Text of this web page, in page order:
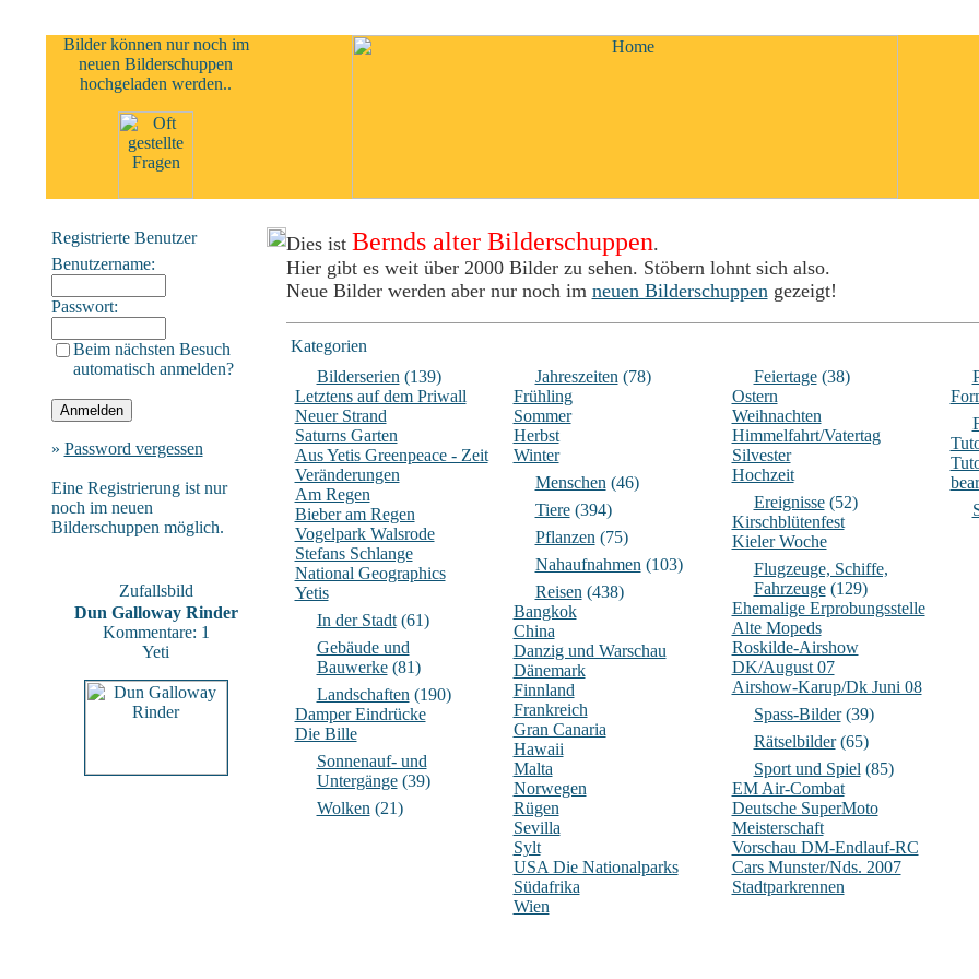
Bilder können nur noch im
neuen Bilderschuppen
hochgeladen werden..
Registrierte Benutzer
Benutzername:
Passwort:
Beim nächsten Besuch
automatisch anmelden?
» Password vergessen
Eine Registrierung ist nur
noch im neuen
Bilderschuppen möglich.
Zufallsbild
Dun Galloway Rinder
Kommentare: 1
Yeti
Dies ist Bernds alter Bilderschuppen.
Hier gibt es weit über 2000 Bilder zu sehen. Stöbern lohnt sich also.
Neue Bilder werden aber nur noch im neuen Bilderschuppengezeigt!
Kategorien
Bilderserien (139)
Letztens auf dem Priwall
Neuer Strand
Saturns Garten
Aus Yetis Greenpeace - Zeit
Veränderungen
Am Regen
Bieber am Regen
Vogelpark Walsrode
Stefans Schlange
National Geographics
Yetis
In der Stadt(61)
Gebäude und
Bauwerke(81)
Landschaften (190)
Damper Eindrücke
Die Bille
Sonnenauf- und
Untergänge(39)
Wolken (21)
Jahreszeiten (78)
Frühling
Sommer
Herbst
Winter
Menschen (46)
Tiere(394)
Pflanzen (75)
Nahaufnahmen (103)
Reisen (438)
Bangkok
China
Danzig und Warschau
Dänemark
Finnland
Frankreich
Gran Canaria
Hawaii
Malta
Norwegen
Rügen
Sevilla
Sylt
USA Die Nationalparks
Südafrika
Wien
Feiertage(38)
Ostern
Weihnachten
Himmelfahrt/Vatertag
Silvester
Hochzeit
Ereignisse(52)
Kirschblütenfest
Kieler Woche
Flugzeuge, Schiffe,
Fahrzeuge(129)
Ehemalige Erprobungsstelle
Alte Mopeds
Roskilde-Airshow
DK/August 07
Airshow-Karup/Dk Juni 08
Spass-Bilder(39)
Rätselbilder(65)
Sport und Spiel (85)
EM Air-Combat
Deutsche SuperMoto
Meisterschaft
Vorschau DM-Endlauf-RC
Cars Munster/Nds. 2007
Stadtparkrennen